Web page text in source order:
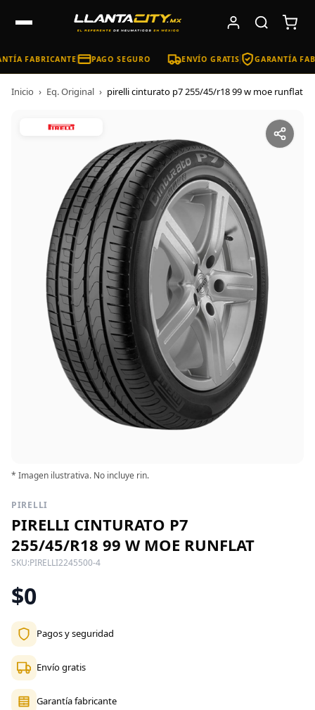
FABRICANTE PAGO SEGURO ENVÍO GRATIS GARANTÍA
Inicio › Eq. Original › pirelli cinturato p7 255/45/r18 99 w moe runflat
* Imagen ilustrativa. No incluye rin.
PIRELLI
PIRELLI CINTURATO P7
255/45/R18 99 W MOE RUNFLAT
SKU:PIRELLI2245500-4
$0
Pagos y seguridad
Envío gratis
Garantía fabricante